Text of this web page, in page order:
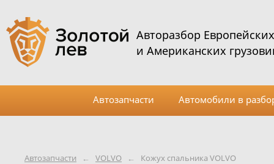
Автозапчасти ← VOLVO ← Кожух спальника VOLVO
Авторазбор Европейских
и Американских
Автозапчасти Автомобили в